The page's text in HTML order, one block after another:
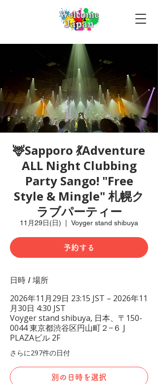
🦌Sapporo 💃Adventure
ALL Night Clubbing
Party Sango! "Free
Style & Mingle" 札幌ク
ラブパーティー
11月29日(日) Voyger stand shibuya
予約する
日時 / 場所
2026年11月29日 23:15 JST – 2026年11
月30日 4:30 JST
Voyger stand shibuya, 日本、〒150-
0044 東京都渋谷区円山町２−６ J
PLAZAビル 2F
さらに297件の日付
別の日時を選択